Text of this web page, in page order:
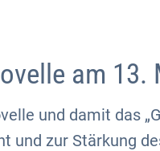
am
und damit das
und zur Stärkung